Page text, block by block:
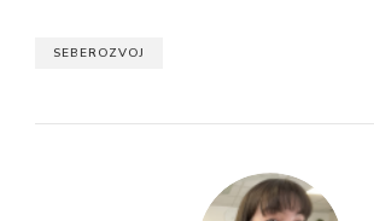
SEBEROZVOJ